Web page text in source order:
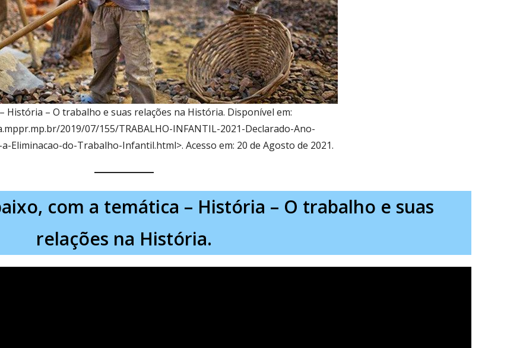
História – O trabalho e suas relações na História. Disponível em:
2019/07/155/TRABALHO-INFANTIL-2021-Declarado-Ano-
Eliminacao-do-Trabalho-Infantil.html>. Acesso em: 20 de Agosto de 2021.
com a temática – História – O trabalho e suas
relações na História.